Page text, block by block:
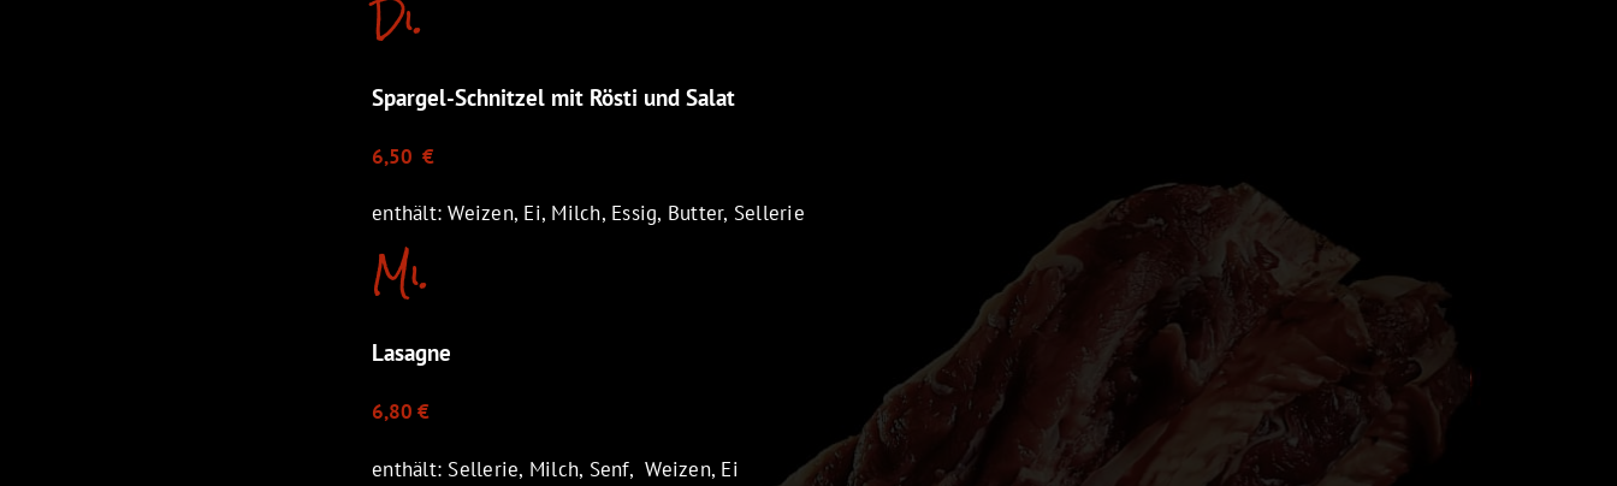
Di.
Spargel-Schnitzel mit Rösti und Salat
6,50 €
enthält: Weizen, Ei, Milch, Essig, Butter, Sellerie
Mi.
Lasagne
6,80 €
enthält: Sellerie, Milch, Senf, Weizen, Ei